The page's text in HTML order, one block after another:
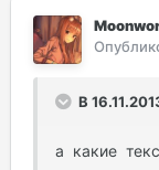
В
а какие